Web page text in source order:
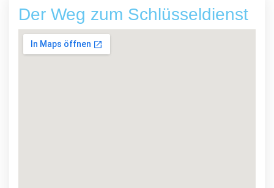
Der Weg zum Schlüsseldienst